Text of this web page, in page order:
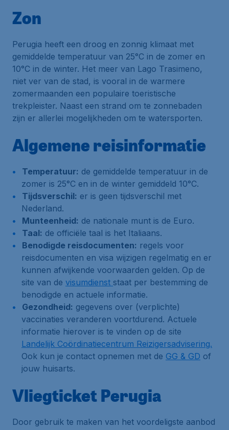
Zon
Perugia heeft een droog en zonnig klimaat met
gemiddelde temperatuur van 25°C in de zomer en
10°C in de winter. Het meer van Lago Trasimeno,
niet ver van de stad, is vooral in de warmere
zomermaanden een populaire toeristische
trekpleister. Naast een strand om te zonnebaden
zijn er allerlei mogelijkheden om te watersporten.
Algemene reisinformatie
Temperatuur: de gemiddelde temperatuur in de
zomer is 25°C en in de winter gemiddeld 10°C.
Tijdsverschil: er is geen tijdsverschil met
Nederland.
Munteenheid: de nationale munt is de Euro.
Taal: de officiële taal is het Italiaans.
Benodigde reisdocumenten: regels voor
reisdocumenten en visa wijzigen regelmatig en er
kunnen afwijkende voorwaarden gelden. Op de
site van de visumdienst staat per bestemming de
benodigde en actuele informatie.
Gezondheid: gegevens over (verplichte)
vaccinaties veranderen voortdurend. Actuele
informatie hierover is te vinden op de site
Landelijk Coördinatiecentrum Reizigersadvisering.
Ook kun je contact opnemen met de GG & GD of
jouw huisarts.
Vliegticket Perugia
Door gebruik te maken van het voordeligste aanbod